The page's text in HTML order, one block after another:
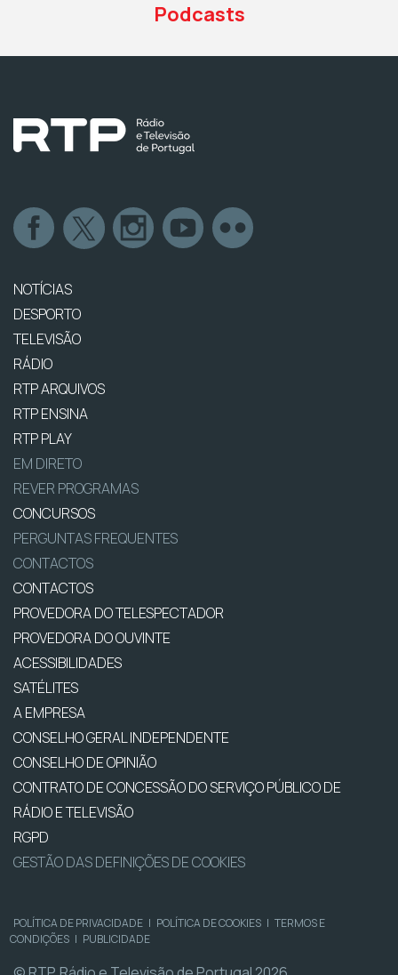
Podcasts
NOTÍCIAS
DESPORTO
TELEVISÃO
RÁDIO
RTP ARQUIVOS
RTP ENSINA
RTP PLAY
EM DIRETO
REVER PROGRAMAS
CONCURSOS
PERGUNTAS FREQUENTES
CONTACTOS
CONTACTOS
PROVEDORA DO TELESPECTADOR
PROVEDORA DO OUVINTE
ACESSIBILIDADES
SATÉLITES
A EMPRESA
CONSELHO GERAL INDEPENDENTE
CONSELHO DE OPINIÃO
CONTRATO DE CONCESSÃO DO SERVIÇO PÚBLICO DE
RÁDIO E TELEVISÃO
RGPD
GESTÃO DAS DEFINIÇÕES DE COOKIES
POLÍTICA DE PRIVACIDADE | POLÍTICA DE COOKIES | TERMOS E
CONDIÇÕES | PUBLICIDADE